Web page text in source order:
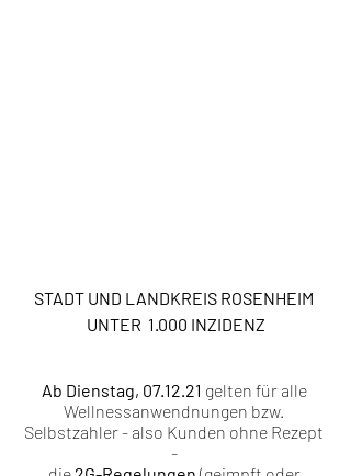
STADT UND LANDKREIS ROSENHEIM
UNTER  1.000 INZIDENZ
Ab Dienstag, 07.12.21 gelten für alle
Wellnessanwendnungen bzw.
Selbstzahler - also Kunden ohne Rezept
-